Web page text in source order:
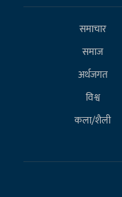
समाचार
समाज
अर्थजगत
विश्व
कला/शैली